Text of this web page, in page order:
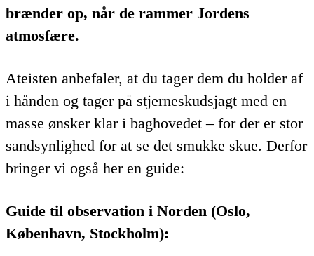
brænder op, når de rammer Jordens
atmosfære.
Ateisten anbefaler, at du tager dem du holder af
i hånden og tager på stjerneskudsjagt med en
masse ønsker klar i baghovedet – for der er stor
sandsynlighed for at se det smukke skue. Derfor
bringer vi også her en guide:
Guide til observation i Norden (Oslo,
København, Stockholm):